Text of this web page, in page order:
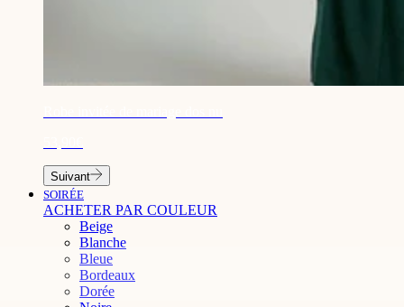
Suivant
SOIRÉE
ACHETER PAR COULEUR
Beige
Blanche
Bleue
Bordeaux
Dorée